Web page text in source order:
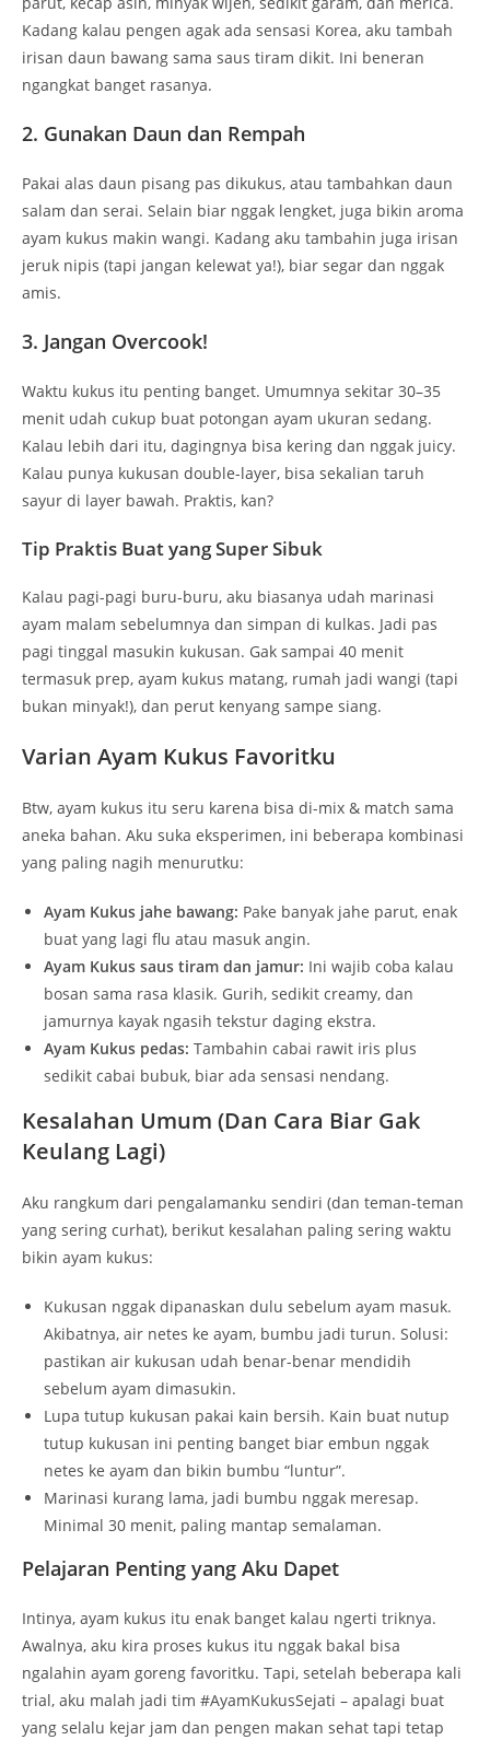
Kadang kalau pengen agak ada sensasi Korea, aku tambah
irisan daun bawang sama saus tiram dikit. Ini beneran
ngangkat banget rasanya.
2. Gunakan Daun dan Rempah
Pakai alas daun pisang pas dikukus, atau tambahkan daun
salam dan serai. Selain biar nggak lengket, juga bikin aroma
ayam kukus makin wangi. Kadang aku tambahin juga irisan
jeruk nipis (tapi jangan kelewat ya!), biar segar dan nggak
amis.
3. Jangan Overcook!
Waktu kukus itu penting banget. Umumnya sekitar 30–35
menit udah cukup buat potongan ayam ukuran sedang.
Kalau lebih dari itu, dagingnya bisa kering dan nggak juicy.
Kalau punya kukusan double-layer, bisa sekalian taruh
sayur di layer bawah. Praktis, kan?
Tip Praktis Buat yang Super Sibuk
Kalau pagi-pagi buru-buru, aku biasanya udah marinasi
ayam malam sebelumnya dan simpan di kulkas. Jadi pas
pagi tinggal masukin kukusan. Gak sampai 40 menit
termasuk prep, ayam kukus matang, rumah jadi wangi (tapi
bukan minyak!), dan perut kenyang sampe siang.
Varian Ayam Kukus Favoritku
Btw, ayam kukus itu seru karena bisa di-mix & match sama
aneka bahan. Aku suka eksperimen, ini beberapa kombinasi
yang paling nagih menurutku:
Ayam Kukus jahe bawang: Pake banyak jahe parut, enak
buat yang lagi flu atau masuk angin.
Ayam Kukus saus tiram dan jamur: Ini wajib coba kalau
bosan sama rasa klasik. Gurih, sedikit creamy, dan
jamurnya kayak ngasih tekstur daging ekstra.
Ayam Kukus pedas: Tambahin cabai rawit iris plus
sedikit cabai bubuk, biar ada sensasi nendang.
Kesalahan Umum (Dan Cara Biar Gak
Keulang Lagi)
Aku rangkum dari pengalamanku sendiri (dan teman-teman
yang sering curhat), berikut kesalahan paling sering waktu
bikin ayam kukus:
Kukusan nggak dipanaskan dulu sebelum ayam masuk.
Akibatnya, air netes ke ayam, bumbu jadi turun. Solusi:
pastikan air kukusan udah benar-benar mendidih
sebelum ayam dimasukin.
Lupa tutup kukusan pakai kain bersih. Kain buat nutup
tutup kukusan ini penting banget biar embun nggak
netes ke ayam dan bikin bumbu “luntur”.
Marinasi kurang lama, jadi bumbu nggak meresap.
Minimal 30 menit, paling mantap semalaman.
Pelajaran Penting yang Aku Dapet
Intinya, ayam kukus itu enak banget kalau ngerti triknya.
Awalnya, aku kira proses kukus itu nggak bakal bisa
ngalahin ayam goreng favoritku. Tapi, setelah beberapa kali
trial, aku malah jadi tim #AyamKukusSejati – apalagi buat
yang selalu kejar jam dan pengen makan sehat tapi tetap